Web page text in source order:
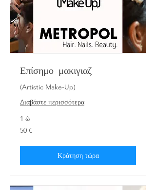
Επίσημο μακιγιαζ
(Artistic Make-Up)
Διαβάστε περισσότερα
1 ώ
50
ευρώ
50 €
Κράτηση τώρα